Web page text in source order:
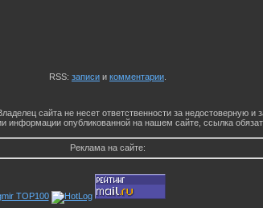
RSS: записи и комментарии
сайта не несет ответственности за
информации опубликованной на нашем сайте, ссылка
Реклама на сайте: